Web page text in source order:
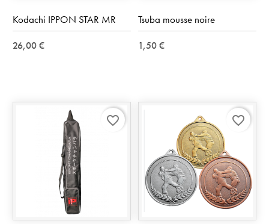
Kodachi IPPON STAR MR
26,00 €
Tsuba mousse noire
1,50 €
favorite_border favorite_border